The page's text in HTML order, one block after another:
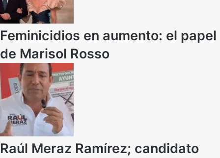
Feminicidios en aumento: el papel
de Marisol Rosso
Raúl Meraz Ramírez; candidato